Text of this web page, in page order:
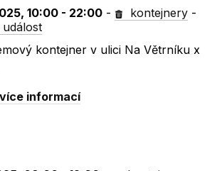
10:00 - 22:00 - kontejnery -
kontejner v ulici Na Větrníku x
informací